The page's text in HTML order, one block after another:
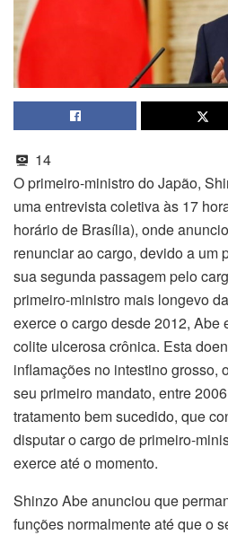
14
O primeiro-ministro do Japão,
uma entrevista coletiva às 17
horário de Brasília), onde
renunciar ao cargo, devido a um
sua segunda passagem pelo
primeiro-ministro mais longevo
exerce o cargo desde 2012, Abe
colite ulcerosa crônica. Esta
inflamações no intestino grosso,
seu primeiro mandato, entre
tratamento bem sucedido, que
disputar o cargo de primeiro-
exerce até o momento.
Shinzo Abe anunciou que
funções normalmente até que o